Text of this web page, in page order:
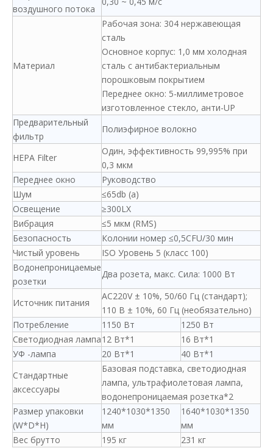
воздушного потока
Материал
Рабочая зона: 304 нержавеющая
сталь
Основное корпус: 1,0 мм холодная
сталь с антибактериальным
порошковым покрытием
Переднее окно: 5-миллиметровое
изготовленное стекло, анти-UP
Предварительный
фильтр
Полиэфирное волокно
HEPA Filter
Один, эффективность 99,995% при
0,3 мкм
Переднее окно
Руководство
Шум
≤65db (а)
Освещение
≥300LX
Вибрация
≤5 мкм (RMS)
Безопасность
Колонии номер ≤0,5CFU/30 мин
Чистый уровень
ISO Уровень 5 (класс 100)
Водонепроницаемые
розетки
Два розета, макс. Сила: 1000 Вт
Источник питания
AC220V ± 10%, 50/60 Гц (стандарт);
110 В ± 10%, 60 Гц (необязательно)
Потребление
1150 Вт
1250 Вт
Светодиодная лампа12 Вт*1
16 Вт*1
УФ -лампа
20 Вт*1
40 Вт*1
Стандартные
аксессуары
Базовая подставка, светодиодная
лампа, ультрафиолетовая лампа,
водонепроницаемая розетка*2
Размер упаковки
(W*D*H)
1240*1030*1350
мм
1640*1030*1350
мм
Вес брутто
195 кг 231 кг